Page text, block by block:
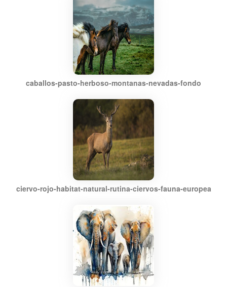
caballos-pasto-herboso-montanas-nevadas-fondo
ciervo-rojo-habitat-natural-rutina-ciervos-fauna-europea